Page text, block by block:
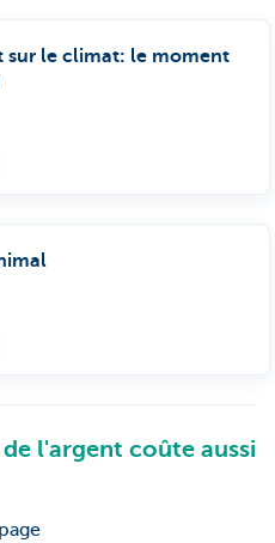
sur le climat: le moment
l'argent coûte aussi